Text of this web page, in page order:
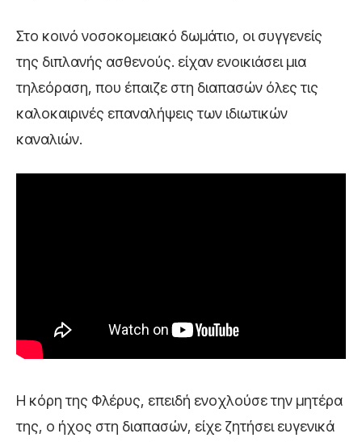
Στο κοινό νοσοκομειακό δωμάτιο, οι συγγενείς
της διπλανής ασθενούς. είχαν ενοικιάσει μια
τηλεόραση, που έπαιζε στη διαπασών όλες τις
καλοκαιρινές επαναλήψεις των ιδιωτικών
καναλιών.
Η κόρη της Φλέρυς, επειδή ενοχλούσε την μητέρα
της, ο ήχος στη διαπασών, είχε ζητήσει ευγενικά